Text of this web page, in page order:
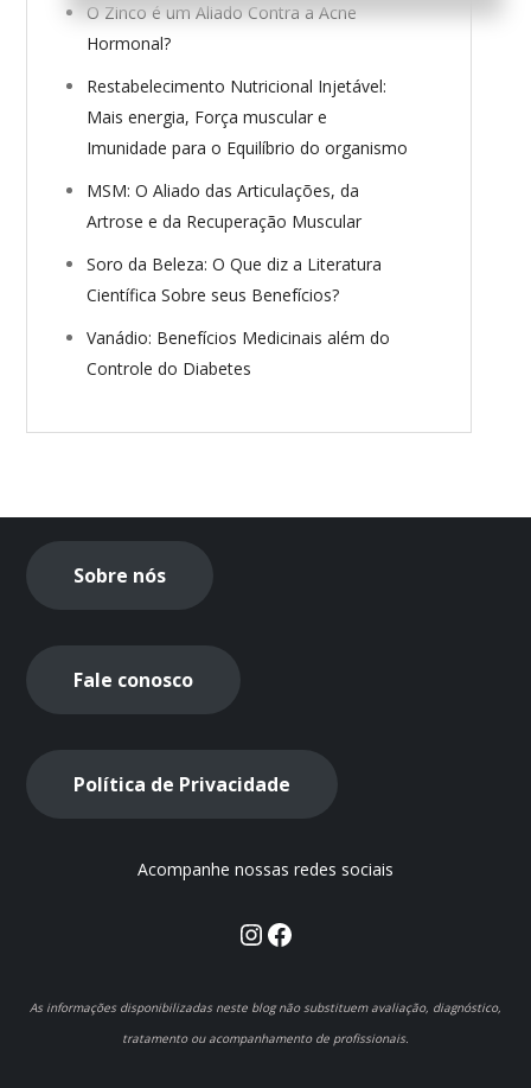
O Zinco é um Aliado Contra a Acne
Hormonal?
Restabelecimento Nutricional Injetável:
Mais energia, Força muscular e
Imunidade para o Equilíbrio do organismo
MSM: O Aliado das Articulações, da
Artrose e da Recuperação Muscular
Soro da Beleza: O Que diz a Literatura
Científica Sobre seus Benefícios?
Vanádio: Benefícios Medicinais além do
Controle do Diabetes
Sobre nós
Fale conosco
Política de Privacidade
Acompanhe nossas redes sociais
Instagram
Facebook
As informações disponibilizadas neste blog não substituem avaliação, diagnóstico,
tratamento ou acompanhamento de profissionais.